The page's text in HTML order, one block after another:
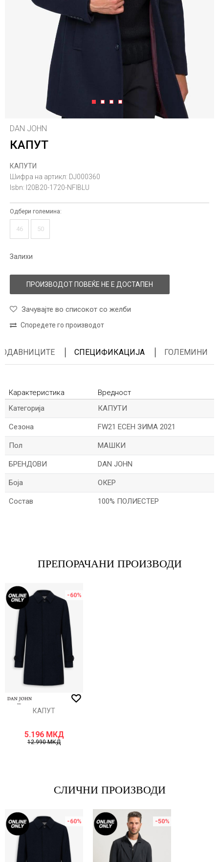
1 2 3 4
DAN JOHN
КАПУТ
КАПУТИ
Шифра на артикл: DJ000360
Isbn: I20B20-1720-NFIBLU
Одбери големина:
46 50
Залихи
ПРОИЗВОДОТ ПОВЕЌЕ НЕ Е ДОСТАПЕН
Зачувајте во списокот со желби
Споредете го производот
СПЕЦИФИКАЦИЈА ГОЛЕМИНИ
Карактеристика
Вредност
Kатегорија
КАПУТИ
Сезона FW21 ЕСЕН ЗИМА 2021
Пол МАШКИ
БРЕНДОВИ DAN JOHN
Боја ОКЕР
Состав 100% ПОЛИЕСТЕР
Порака
ПРЕПОРАЧАНИ ПРОИЗВОДИ
-60%
КАПУТ
5.196 МКД
12.990МКД
СЛИЧНИ ПРОИЗВОДИ
-60% -50%